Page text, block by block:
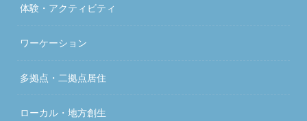
体験・アクティビティ
ワーケーション
多拠点・二拠点居住
ローカル・地方創生